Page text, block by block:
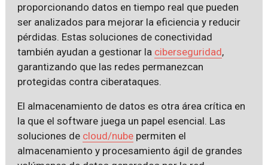
proporcionando datos en tiempo real que pueden
ser analizados para mejorar la eficiencia y reducir
pérdidas. Estas soluciones de conectividad
también ayudan a gestionar la ciberseguridad,
garantizando que las redes permanezcan
protegidas contra ciberataques.
El almacenamiento de datos es otra área crítica en
la que el software juega un papel esencial. Las
soluciones de cloud/nubepermiten el
almacenamiento y procesamiento ágil de grandes